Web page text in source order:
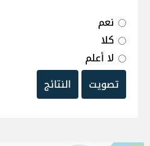
نعم
كلا
لا أعلم
تصويت
النتائج